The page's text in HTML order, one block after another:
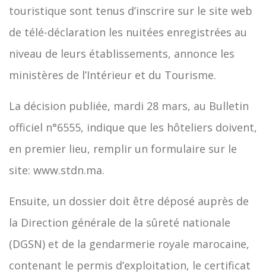
touristique sont tenus d’inscrire sur le site web
de télé-déclaration les nuitées enregistrées au
niveau de leurs établissements, annonce les
ministères de l’Intérieur et du Tourisme.
La décision publiée, mardi 28 mars, au Bulletin
officiel n°6555, indique que les hôteliers doivent,
en premier lieu, remplir un formulaire sur le
site: www.stdn.ma.
Ensuite, un dossier doit être déposé auprès de
la Direction générale de la sûreté nationale
(DGSN) et de la gendarmerie royale marocaine,
contenant le permis d’exploitation, le certificat